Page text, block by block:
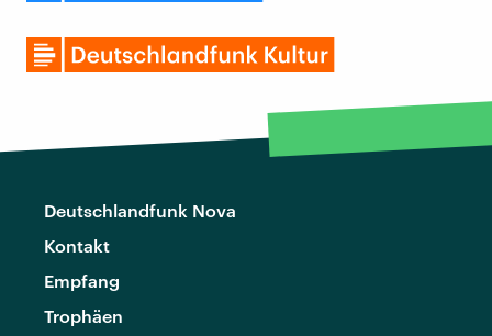
Deutschlandfunk Nova
Kontakt
Empfang
Trophäen